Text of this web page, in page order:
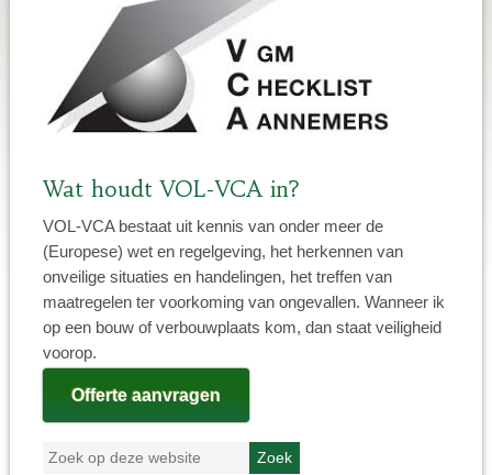
Wat houdt VOL-VCA in?
VOL-VCA bestaat uit kennis van onder meer de
(Europese) wet en regelgeving, het herkennen van
onveilige situaties en handelingen, het treffen van
maatregelen ter voorkoming van ongevallen. Wanneer ik
op een bouw of verbouwplaats kom, dan staat veiligheid
voorop.
Offerte aanvragen